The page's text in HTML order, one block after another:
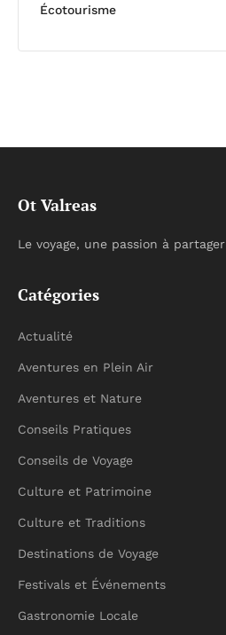
Écotourisme
Ot Valreas
Le voyage, une passion à partager
Catégories
Actualité
Aventures en Plein Air
Aventures et Nature
Conseils Pratiques
Conseils de Voyage
Culture et Patrimoine
Culture et Traditions
Destinations de Voyage
Festivals et Événements
Gastronomie Locale